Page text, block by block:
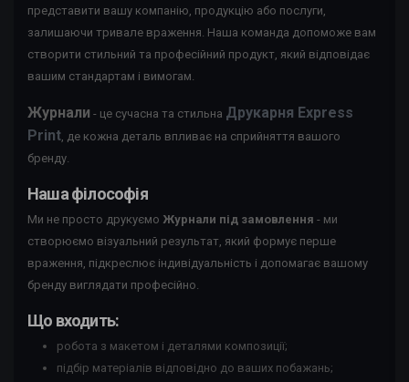
представити вашу компанію, продукцію або послуги,
залишаючи тривале враження. Наша команда допоможе вам
створити стильний та професійний продукт, який відповідає
вашим стандартам і вимогам.
Журнали - це сучасна та стильна Друкарня Express
Print, де кожна деталь впливає на сприйняття вашого
бренду.
Наша філософія
Ми не просто друкуємо Журнали під замовлення - ми
створюємо візуальний результат, який формує перше
враження, підкреслює індивідуальність і допомагає вашому
бренду виглядати професійно.
Що входить:
робота з макетом і деталями композиції;
підбір матеріалів відповідно до ваших побажань;